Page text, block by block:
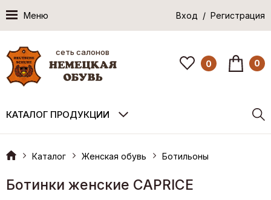
Меню Вход / Регистрация
сеть салонов
0 0
КАТАЛОГ ПРОДУКЦИИ
Каталог Женская обувь Ботильоны
Ботинки женские CAPRICE